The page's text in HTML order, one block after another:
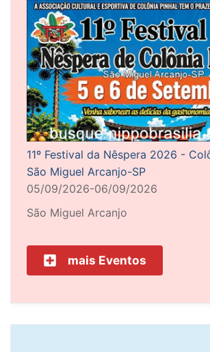
11º Festival da Nêspera 2026 -
São Miguel Arcanjo-SP
05/09/2026-06/09/2026
São Miguel Arcanjo
mais Eventos